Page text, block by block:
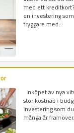
med ett
en investering
tryggare med...
Inköpet av nya
stor kostnad i
investering som
många år